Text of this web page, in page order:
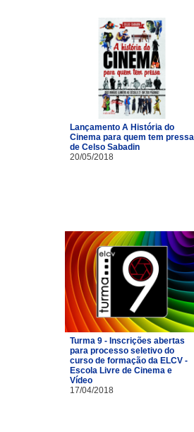
Lançamento A História do
Cinema para quem tem pressa
de Celso Sabadin
20/05/2018
Turma 9 - Inscrições abertas
para processo seletivo do
curso de formação da ELCV -
Escola Livre de Cinema e
Vídeo
17/04/2018